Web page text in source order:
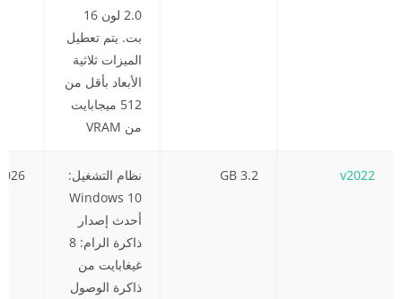
2.0 لون 16
بت. يتم تعطيل
الميزات ثلاثية
الأبعاد بأقل من
512 ميجابايت
من VRAM
v2022
3.2 GB
نظام التشغيل:
Windows 10
أحدث إصدار
ذاكرة الرام: 8
غيغابايت من
ذاكرة الوصول